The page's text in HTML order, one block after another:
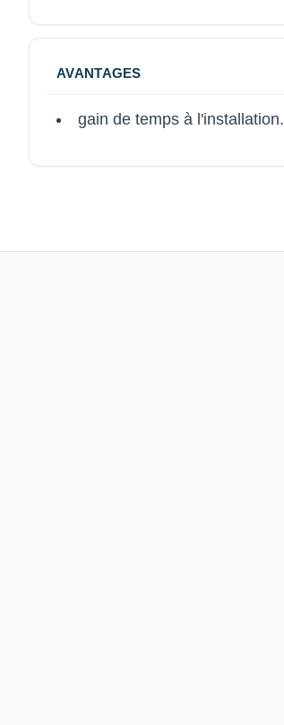
AVANTAGES
gain de temps à l'installation.